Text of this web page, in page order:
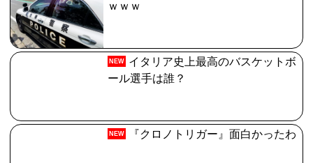
ｗｗｗ
NEW
イタリア史上最高のバスケットボ
ール選手は誰？
NEW 『クロノトリガー』面白かったわ